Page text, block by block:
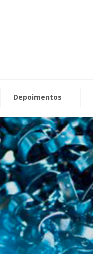
Depoimentos